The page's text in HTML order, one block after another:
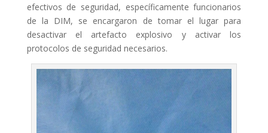
efectivos de seguridad, específicamente funcionarios
de la DIM, se encargaron de tomar el lugar para
desactivar el artefacto explosivo y activar los
protocolos de seguridad necesarios.